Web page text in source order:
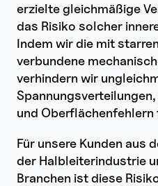
erzielte gleichmäßige
das Risiko solcher
Indem wir die mit
verbundene
verhindern wir
und Oberflächenfehlern
Für unsere Kunden aus
der Halbleiterindustrie
Branchen ist diese